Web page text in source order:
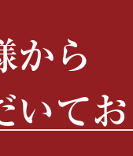
から
てお